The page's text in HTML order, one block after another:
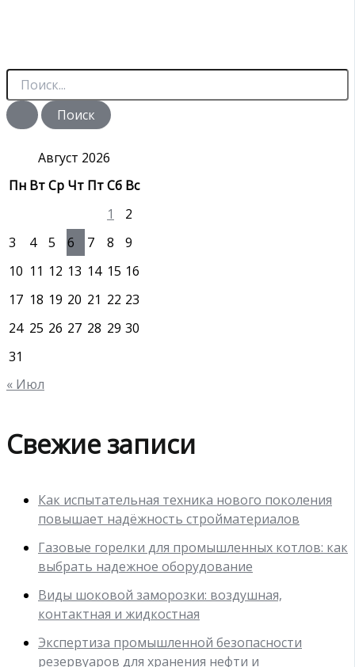
П
и
с
Август 2026
Пн ВтСр Чт ПтСб Вс
1
2
3
4 5 6 7 8
9
10 11 12 13 14 15 16
17 18 19 20 21 22 23
24 25 26 27 28 29 30
31
« Июл
Свежие записи
Как испытательная техника нового поколения
повышает надёжность стройматериалов
Газовые горелки для промышленных котлов: как
выбрать надежное оборудование
Виды шоковой заморозки: воздушная,
контактная и жидкостная
Экспертиза промышленной безопасности
резервуаров для хранения нефти и